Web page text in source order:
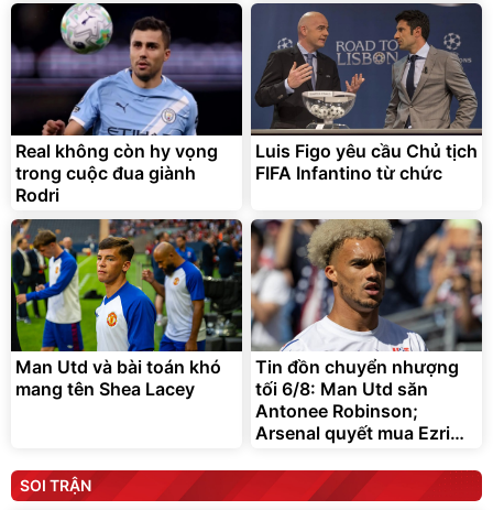
Real không còn hy vọng
trong cuộc đua giành
Rodri
Luis Figo yêu cầu Chủ tịch
FIFA Infantino từ chức
Man Utd và bài toán khó
mang tên Shea Lacey
Tin đồn chuyển nhượng
tối 6/8: Man Utd săn
Antonee Robinson;
Arsenal quyết mua Ezri
SOI TRẬN